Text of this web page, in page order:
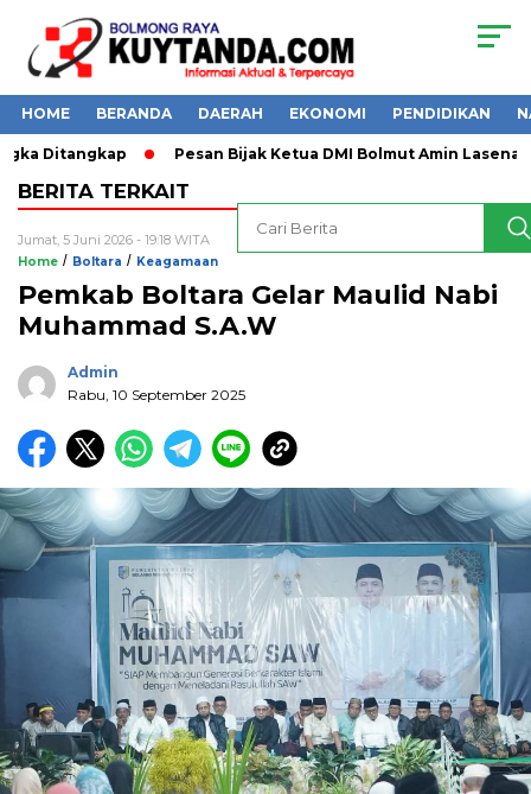
HOME BERANDA DAERAH EKONOMI PENDIDIKAN
Ditangkap Pesan Bijak Ketua DMI Bolmut Amin Lasena
Home / Boltara / Keagamaan
Pemkab Boltara Gelar Maulid Nabi
Muhammad S.A.W
Admin
Rabu, 10 September 2025
BERITA TERKAIT
Jumat, 5 Juni 2026 - 19:18 WITA